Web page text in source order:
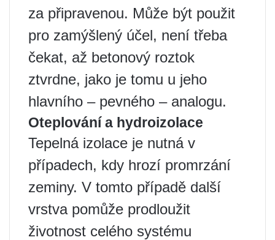
za připravenou. Může být použit
pro zamýšlený účel, není třeba
čekat, až betonový roztok
ztvrdne, jako je tomu u jeho
hlavního – pevného – analogu.
Oteplování a hydroizolace
Tepelná izolace je nutná v
případech, kdy hrozí promrzání
zeminy. V tomto případě další
vrstva pomůže prodloužit
životnost celého systému